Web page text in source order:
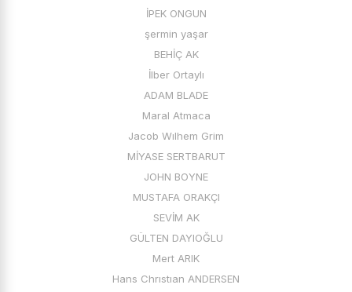
İPEK ONGUN
şermin yaşar
BEHİÇ AK
İlber Ortaylı
ADAM BLADE
Maral Atmaca
Jacob Wılhem Grim
MİYASE SERTBARUT
JOHN BOYNE
MUSTAFA ORAKÇI
SEVİM AK
GÜLTEN DAYIOĞLU
Mert ARIK
Hans Chrıstıan ANDERSEN